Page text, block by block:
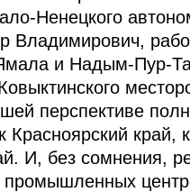
Ненецкого
и Надым-Пур-
перспективе
край,
И, без сомнения,